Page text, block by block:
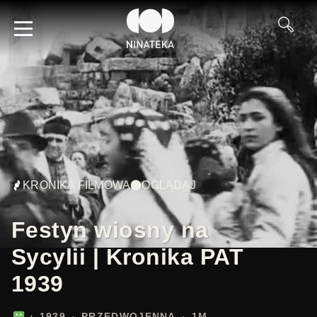
KRONIKA FILMOWA OGLĄDAJ
Festyn wiosny na
Sycylii | Kronika PAT
1939